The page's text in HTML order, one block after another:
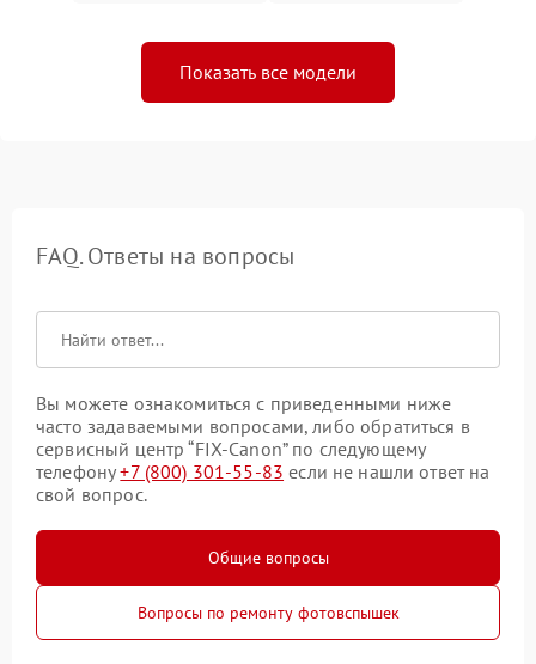
Показать все модели
FAQ. Ответы на вопросы
Вы можете ознакомиться с приведенными ниже
часто задаваемыми вопросами, либо обратиться в
сервисный центр “FIX-Canon” по следующему
телефону+7 (800) 301-55-83 если не нашли ответ на
свой вопрос.
Общие вопросы
Вопросы по ремонту фотовспышек